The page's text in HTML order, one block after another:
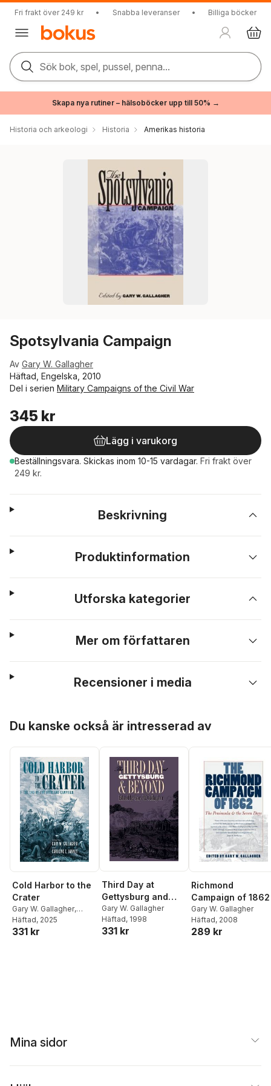
Fri frakt över 249 kr • Snabba leveranser • Billiga böcker
Sök bok, spel, pussel, penna...
Skapa nya rutiner – hälsoböcker upp till 50% →
Historia och arkeologi Historia Amerikas historia
Spotsylvania Campaign
Av Gary W. Gallagher
Häftad, Engelska, 2010
Del i serien Military Campaigns of the Civil War
345 kr
Lägg i varukorg
Beställningsvara. Skickas inom 10-15 vardagar. Fri frakt över
249 kr.
Beskrivning
Produktinformation
Utforska kategorier
Mer om författaren
Recensioner i media
Du kanske också är intresserad av
Cold Harbor to the
Crater
Gary W. Gallagher,
Caroline E. Janney
Häftad, 2025
331 kr
Third Day at
Gettysburg and
Beyond
Gary W. Gallagher
Häftad, 1998
331 kr
Richmond
Campaign of 1862
Gary W. Gallagher
Häftad, 2008
289 kr
Mina sidor